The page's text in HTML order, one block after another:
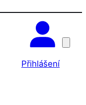
Přihlášení